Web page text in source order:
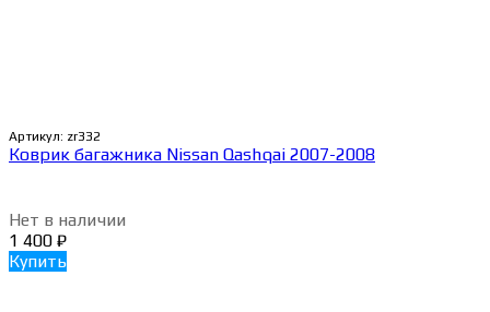
Артикул: zr332
Коврик багажника Nissan Qashqai 2007-2008
Нет в наличии
1 400 ₽
Купить